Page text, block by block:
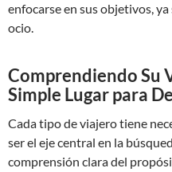
enfocarse en sus objetivos,
ocio.
Comprendiendo Su
Simple Lugar para
Cada tipo de viajero tiene
ser el eje central en la
comprensión clara del